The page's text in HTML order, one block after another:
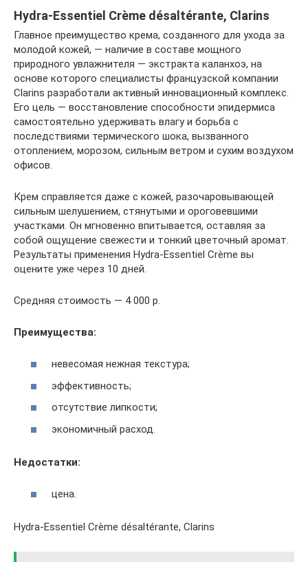
Hydra-Essentiel Crème désaltérante, Clarins
Главное преимущество крема, созданного для ухода за
молодой кожей, — наличие в составе мощного
природного увлажнителя — экстракта каланхоэ, на
основе которого специалисты французской компании
Clarins разработали активный инновационный комплекс.
Его цель — восстановление способности эпидермиса
самостоятельно удерживать влагу и борьба с
последствиями термического шока, вызванного
отоплением, морозом, сильным ветром и сухим воздухом
офисов.
Крем справляется даже с кожей, разочаровывающей
сильным шелушением, стянутыми и ороговевшими
участками. Он мгновенно впитывается, оставляя за
собой ощущение свежести и тонкий цветочный аромат.
Результаты применения Hydra-Essentiel Crème вы
оцените уже через 10 дней.
Средняя стоимость — 4 000 р.
Преимущества:
невесомая нежная текстура;
эффективность;
отсутствие липкости;
экономичный расход.
Недостатки:
цена.
Hydra-Essentiel Crème désaltérante, Clarins